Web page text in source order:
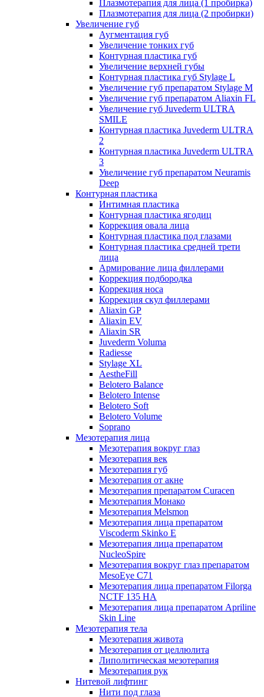
Плазмотерапия для лица (1 пробирка)
Плазмотерапия для лица (2 пробирки)
Увеличение губ
Аугментация губ
Увеличение тонких губ
Контурная пластика губ
Увеличение верхней губы
Контурная пластика губ Stylage L
Увеличение губ препаратом Stylage M
Увеличение губ препаратом Aliaxin FL
Увеличение губ Juvederm ULTRA
SMILE
Контурная пластика Juvederm ULTRA
2
Контурная пластика Juvederm ULTRA
3
Увеличение губ препаратом Neuramis
Deep
Контурная пластика
Интимная пластика
Контурная пластика ягодиц
Коррекция овала лица
Контурная пластика под глазами
Контурная пластика средней трети
лица
Армирование лица филлерами
Коррекция подбородка
Коррекция носа
Коррекция скул филлерами
Aliaxin GP
Aliaxin EV
Aliaxin SR
Juvederm Voluma
Radiesse
Stylage XL
AestheFill
Belotero Balance
Belotero Intense
Belotero Soft
Belotero Volume
Soprano
Мезотерапия лица
Мезотерапия вокруг глаз
Мезотерапия век
Мезотерапия губ
Мезотерапия от акне
Мезотерапия препаратом Curacen
Мезотерапия Монако
Мезотерапия Melsmon
Мезотерапия лица препаратом
Viscoderm Skinko E
Мезотерапия лица препаратом
NucleoSpire
Мезотерапия вокруг глаз препаратом
MesoEye С71
Мезотерапия лица препаратом Filorga
NCTF 135 HA
Мезотерапия лица препаратом Apriline
Skin Line
Мезотерапия тела
Мезотерапия живота
Мезотерапия от целлюлита
Липолитическая мезотерапия
Мезотерапия рук
Нитевой лифтинг
Нити под глаза